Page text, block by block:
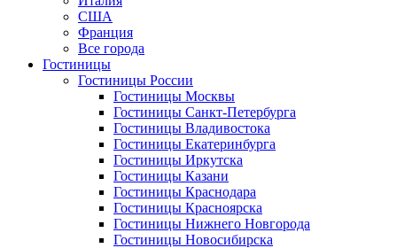
США
Франция
Все города
Гостиницы
Гостиницы России
Гостиницы Mосквы
Гостиницы Санкт-Петербурга
Гостиницы Владивостока
Гостиницы Екатеринбурга
Гостиницы Иркутска
Гостиницы Казани
Гостиницы Краснодара
Гостиницы Красноярска
Гостиницы Нижнего Новгорода
Гостиницы Новосибирска